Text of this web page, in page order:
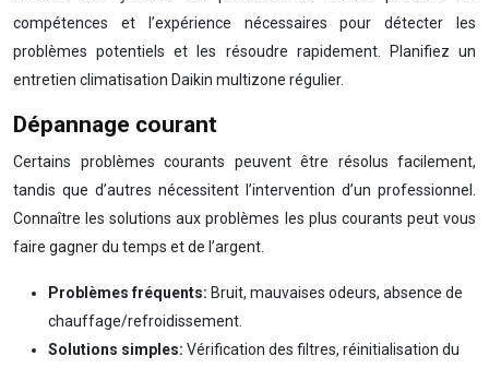
compétences et l’expérience nécessaires pour détecter les
problèmes potentiels et les résoudre rapidement. Planifiez un
entretien climatisation Daikin multizone régulier.
Dépannage courant
Certains problèmes courants peuvent être résolus facilement,
tandis que d’autres nécessitent l’intervention d’un professionnel.
Connaître les solutions aux problèmes les plus courants peut vous
faire gagner du temps et de l’argent.
Problèmes fréquents: Bruit, mauvaises odeurs, absence de
chauffage/refroidissement.
Solutions simples: Vérification des filtres, réinitialisation du